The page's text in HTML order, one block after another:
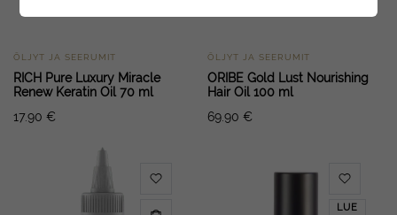
ÕLJYT JA SEERUMIT
RICH Pure Luxury Miracle
Renew Keratin Oil 70 ml
17.90 €
ÕLJYT JA SEERUMIT
ORIBE Gold Lust Nourishing
Hair Oil 100 ml
69.90 €
LUE